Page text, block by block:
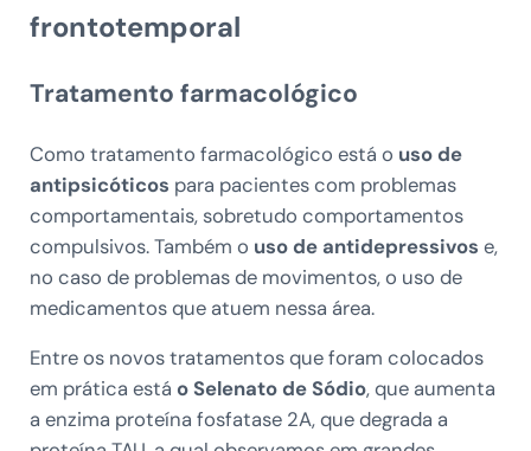
frontotemporal
Tratamento farmacológico
Como tratamento farmacológico está o uso de
antipsicóticos para pacientes com problemas
comportamentais, sobretudo comportamentos
compulsivos. Também o uso de antidepressivos e,
no caso de problemas de movimentos, o uso de
medicamentos que atuem nessa área.
Entre os novos tratamentos que foram colocados
em prática está o Selenato de Sódio, que aumenta
a enzima proteína fosfatase 2A, que degrada a